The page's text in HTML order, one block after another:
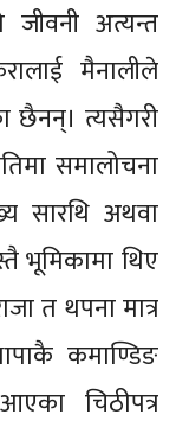
अत्यन्त
मैनालीले
छैनन्। त्यसैगरी
समालोचना
सारथि अथवा
भूमिकामा थिए
त थपना मात्र
कमाण्डिङ
चिठीपत्र